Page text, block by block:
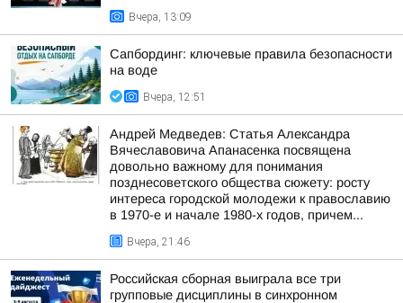
Вчера, 13:09
Сапбординг: ключевые правила безопасности
на воде
Вчера, 12:51
Андрей Медведев: Статья Александра
Вячеславовича Апанасенка посвящена
довольно важному для понимания
позднесоветского общества сюжету: росту
интереса городской молодежи к православию
в 1970-е и начале 1980-х годов, причем...
Вчера, 21:46
Российская сборная выиграла все три
групповые дисциплины в синхронном